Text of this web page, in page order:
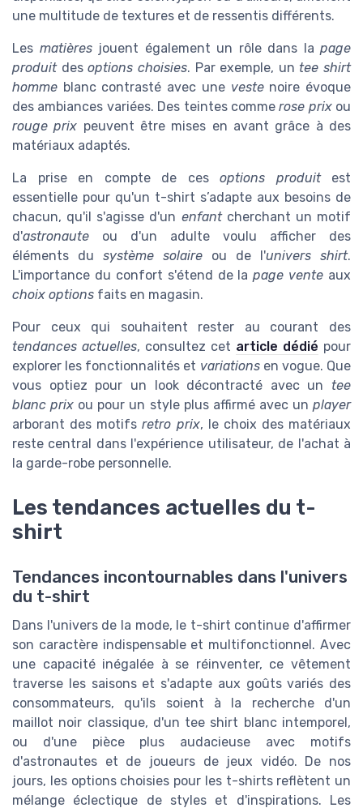
une multitude de textures et de ressentis différents.
Les matièresjouent également un rôle dans la page
produitdesoptions choisies. Par exemple, un tee shirt
homme blanc contrasté avec une vestenoire évoque
des ambiances variées. Des teintes commerose prixou
rouge prix peuvent être mises en avant grâce à des
matériaux adaptés.
La prise en compte de ces options produitest
essentielle pour qu'un t-shirt s’adapte aux besoins de
chacun, qu'il s'agisse d'un enfantcherchant un motif
d'astronaute ou d'un adulte voulu afficher des
éléments du système solaire ou de l'univers shirt.
L'importance du confort s'étend de lapage vente aux
choix options faits en magasin.
Pour ceux qui souhaitent rester au courant des
tendances actuelles, consultez cet article dédié pour
explorer les fonctionnalités et variationsen vogue. Que
vous optiez pour un look décontracté avec un tee
blanc prix ou pour un style plus affirmé avec unplayer
arborant des motifsretro prix, le choix des matériaux
reste central dans l'expérience utilisateur, de l'achat à
la garde-robe personnelle.
Les tendances actuelles du t-
shirt
Tendances incontournables dans l'univers
du t-shirt
Dans l'univers de la mode, le t-shirt continue d'affirmer
son caractère indispensable et multifonctionnel. Avec
une capacité inégalée à se réinventer, ce vêtement
traverse les saisons et s'adapte aux goûts variés des
consommateurs, qu'ils soient à la recherche d'un
maillot noir classique, d'un tee shirt blanc intemporel,
ou d'une pièce plus audacieuse avec motifs
d'astronautes et de joueurs de jeux vidéo. De nos
jours, les options choisies pour les t-shirts reflètent un
mélange éclectique de styles et d'inspirations. Les